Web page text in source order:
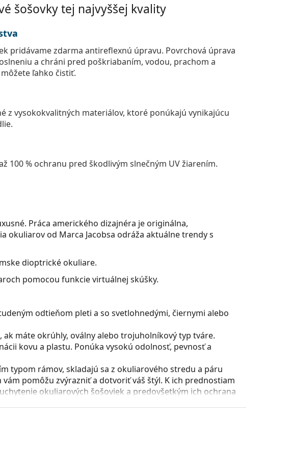
šošovky tej najvyššej kvality
pridávame zdarma antireflexnú úpravu. Povrchová úprava
a chráni pred poškriabaním, vodou, prachom a
ľahko čistiť.
z vysokokvalitných materiálov, ktoré ponúkajú vynikajúcu
100 % ochranu pred škodlivým slnečným UV žiarením.
Práca amerického dizajnéra je originálna,
okuliarov od Marca Jacobsa odráža aktuálne trendy s
dioptrické okuliare.
pomocou funkcie virtuálnej skúšky.
odtieňom pleti a so svetlohnedými, čiernymi alebo
máte okrúhly, oválny alebo trojuholníkový typ tváre.
kovu a plastu. Ponúka vysokú odolnosť, pevnosť a
typom rámov, skladajú sa z okuliarového stredu a páru
pomôžu zvýrazniť a dotvoriť váš štýl. K ich prednostiam
okuliarových šošoviek a predovšetkým ich ochrana
úpravu pozície a usadenie okuliarov. Nosové opierky sa
manipuláciou nedošlo k ich poškodeniu alebo